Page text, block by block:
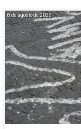
8 de agosto de 2026